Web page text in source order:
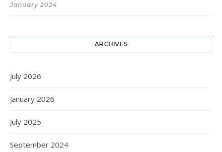
January 2024
ARCHIVES
July 2026
January 2026
July 2025
September 2024